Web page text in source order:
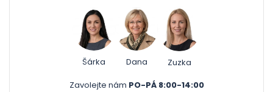
Šárka Dana
Zuzka
Zavolejte nám PO-PÁ 8:00-14:00